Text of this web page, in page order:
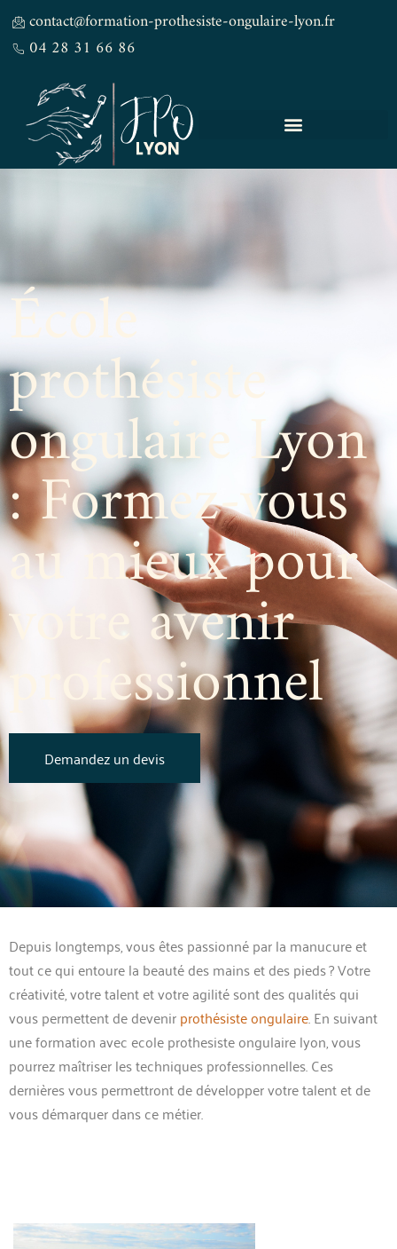
contact@formation-prothesiste-ongulaire-lyon.fr
04 28 31 66 86
École
prothésiste
ongulaire Lyon
: Formez-vous
au mieux pour
votre avenir
professionnel
Demandez un devis
Depuis longtemps, vous êtes passionné par la manucure et
tout ce qui entoure la beauté des mains et des pieds ? Votre
créativité, votre talent et votre agilité sont des qualités qui
vous permettent de devenirprothésiste ongulaire. En suivant
une formation avec ecole prothesiste ongulaire lyon, vous
pourrez maîtriser les techniques professionnelles. Ces
dernières vous permettront de développer votre talent et de
vous démarquer dans ce métier.